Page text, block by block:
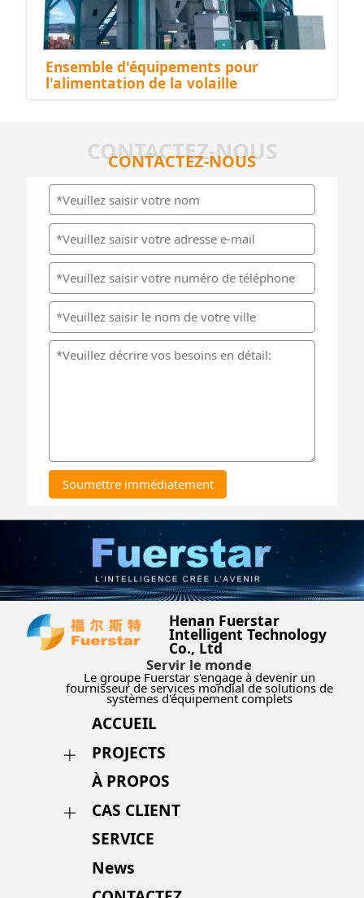
Ensemble d'équipements pour
l'alimentation de la volaille
CONTACTEZ-NOUS
CONTACTEZ-NOUS
Soumettre immédiatement
Henan Fuerstar
Intelligent Technology
Co., Ltd
Servir le monde
Le groupe Fuerstar s'engage à devenir un
fournisseur de services mondial de solutions de
systèmes d'équipement complets
ACCUEIL
PROJECTS
À PROPOS
CAS CLIENT
SERVICE
News